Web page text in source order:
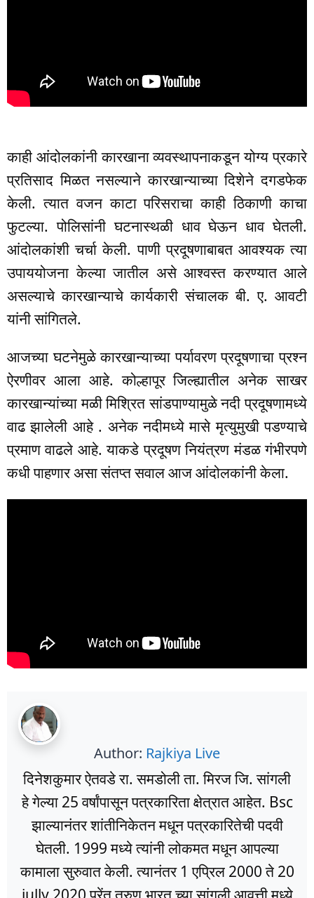
काही आंदोलकांनी कारखाना व्यवस्थापनाकडून योग्य प्रकारे
प्रतिसाद मिळत नसल्याने कारखान्याच्या दिशेने दगडफेक
केली. त्यात वजन काटा परिसराचा काही ठिकाणी काचा
फुटल्या. पोलिसांनी घटनास्थळी धाव घेऊन धाव घेतली.
आंदोलकांशी चर्चा केली. पाणी प्रदूषणाबाबत आवश्यक त्या
उपाययोजना केल्या जातील असे आश्वस्त करण्यात आले
असल्याचे कारखान्याचे कार्यकारी संचालक बी. ए. आवटी
यांनी सांगितले.
आजच्या घटनेमुळे कारखान्याच्या पर्यावरण प्रदूषणाचा प्रश्न
ऐरणीवर आला आहे. कोल्हापूर जिल्ह्यातील अनेक साखर
कारखान्यांच्या मळी मिश्रित सांडपाण्यामुळे नदी प्रदूषणामध्ये
वाढ झालेली आहे . अनेक नदीमध्ये मासे मृत्युमुखी पडण्याचे
प्रमाण वाढले आहे. याकडे प्रदूषण नियंत्रण मंडळ गंभीरपणे
कधी पाहणार असा संतप्त सवाल आज आंदोलकांनी केला.
Author: Rajkiya Live
दिनेशकुमार ऐतवडे रा. समडोली ता. मिरज जि. सांगली
हे गेल्या 25 वर्षांपासून पत्रकारिता क्षेत्रात आहेत. Bsc
झाल्यानंतर शांतीनिकेतन मधून पत्रकारितेची पदवी
घेतली. 1999 मध्ये त्यांनी लोकमत मधून आपल्या
कामाला सुरुवात केली. त्यानंतर 1 एप्रिल 2000 ते 20